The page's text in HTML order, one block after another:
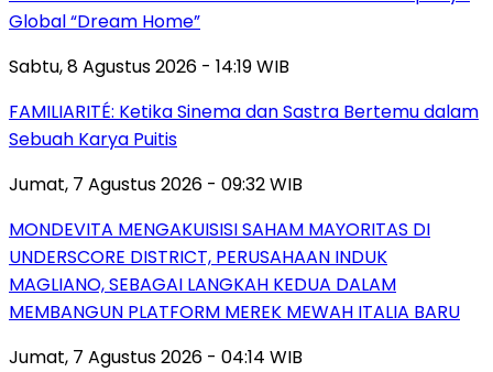
Global “Dream Home”
Sabtu, 8 Agustus 2026 - 14:19 WIB
FAMILIARITÉ: Ketika Sinema dan Sastra Bertemu dalam
Sebuah Karya Puitis
Jumat, 7 Agustus 2026 - 09:32 WIB
MONDEVITA MENGAKUISISI SAHAM MAYORITAS DI
UNDERSCORE DISTRICT, PERUSAHAAN INDUK
MAGLIANO, SEBAGAI LANGKAH KEDUA DALAM
MEMBANGUN PLATFORM MEREK MEWAH ITALIA BARU
Jumat, 7 Agustus 2026 - 04:14 WIB